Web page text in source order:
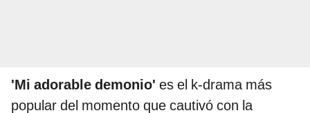
'Mi adorable demonio' es el k-drama más
popular del momento que cautivó con la